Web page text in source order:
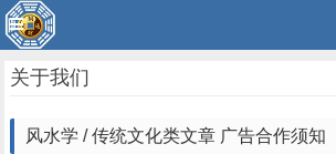
关于我们
风水学 / 传统文化类文章 广告合作须知